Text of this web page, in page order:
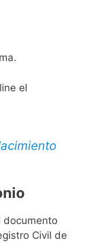
el
documento
Civil de